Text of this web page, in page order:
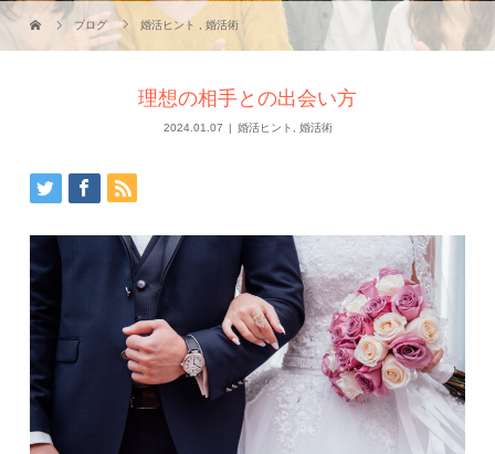
ブログ 婚活ヒント ,婚活術
理想の相手との出会い方
2024.01.07 婚活ヒント 婚活術